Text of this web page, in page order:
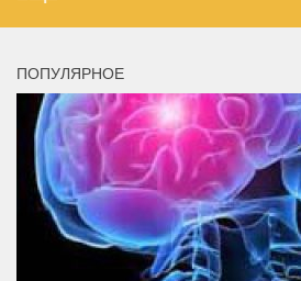
ПОПУЛЯРНОЕ